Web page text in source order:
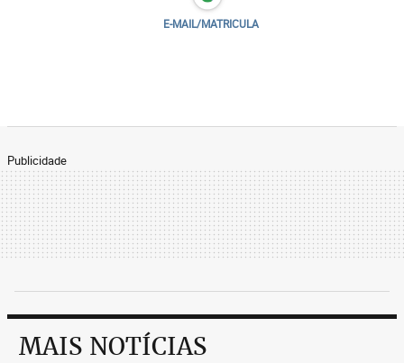
E-MAIL/MATRICULA
Publicidade
MAIS NOTÍCIAS